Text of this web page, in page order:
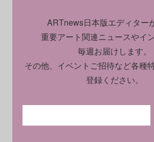
ARTnews日本版エディター
重要アート関連ニュースやイ
毎週お届けします。
その他、イベントご招待など各種
登録ください。